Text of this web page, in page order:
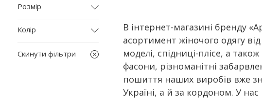
В інтернет-магазині бренду
асортимент жіночого одягу
моделі, спідниці-плісе, а
фасони, різноманітні
пошиття наших виробів вже
Україні, а й за кордоном. У
Розмір
L-XL
M
Колір
білий
Скинути фільтри